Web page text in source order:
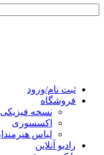
ثبت نام/ورود
فروشگاه
نسخه فیزیکی
اکسسوری
لباس
رادیو آنلاین